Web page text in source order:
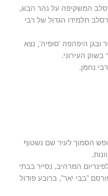
המשקיפה על נהר הבוג,
תלמידו הגדול של רבי
ובגן היפהפה 'סופיה', נצא
העירוני.
נחמן.
הסמוך לעיר שם נשטוף
המרהיב, נסייר בבתי
"בבי יאר", ברובע פודול